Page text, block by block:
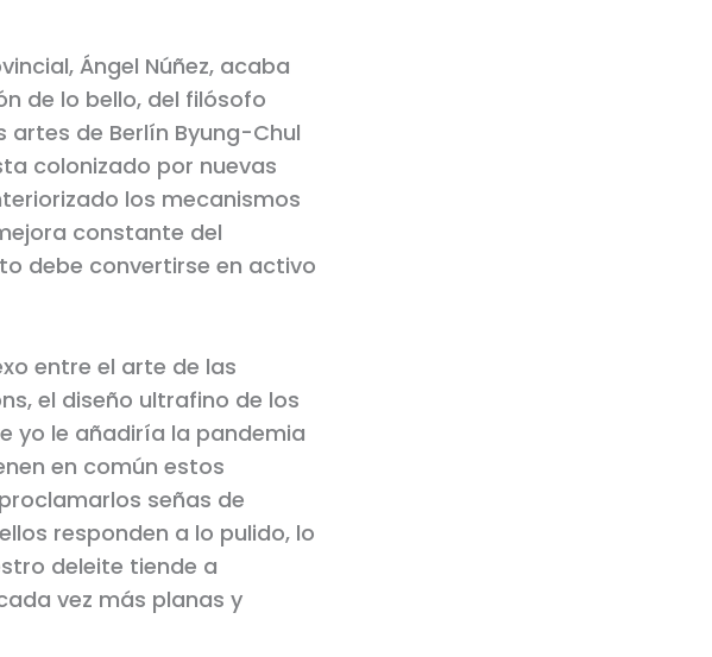
Ángel Núñez, acaba
de lo bello, del filósofo
artes de Berlín Byung-Chul
colonizado por nuevas
los mecanismos
constante del
debe convertirse en activo
entre el arte de las
el diseño ultrafino de los
yo le añadiría la pandemia
en común estos
señas de
responden a lo pulido, lo
deleite tiende a
vez más planas y